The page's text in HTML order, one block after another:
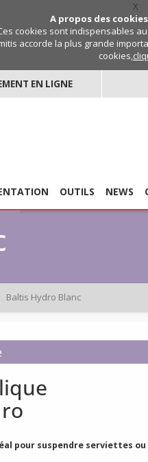
X
A propos des
cookies sont
accorde la plus grande
cookies,
EN LIGNE
OUTILS NEWS
Baltis Hydro Blanc
série